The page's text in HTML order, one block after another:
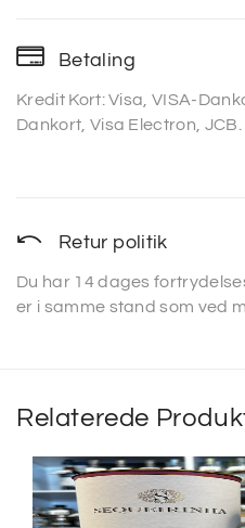
Betaling
Kredit Kort: Visa, VISA-
Dankort, Visa Electron, JCB.
Retur politik
Du har 14 dages
er i samme stand som ved
Relaterede